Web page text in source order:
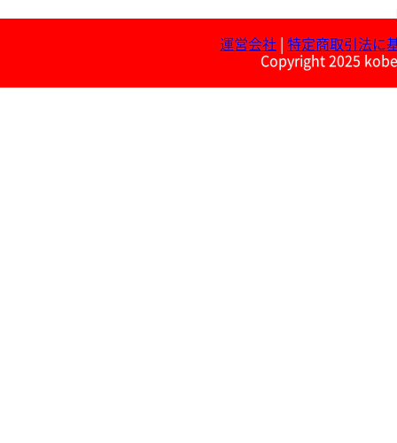
運営会社
特定商取引法に
Copyright 2025